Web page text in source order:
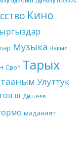
Кино
Музыка Накыл
Сүрөт Тарых
тааным Улуттук
Ш. Дүйшеев
маданият